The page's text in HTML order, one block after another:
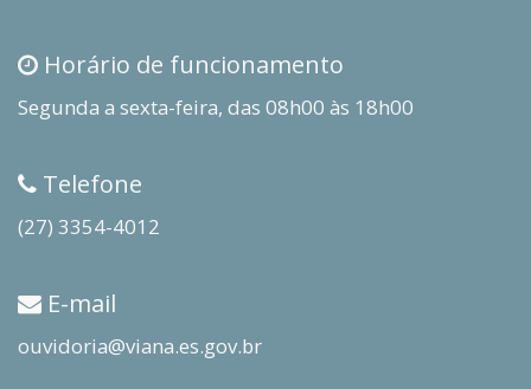
Horário de funcionamento
Segunda a sexta-feira, das 08h00 às 18h00
Telefone
(27) 3354-4012
E-mail
ouvidoria@viana.es.gov.br